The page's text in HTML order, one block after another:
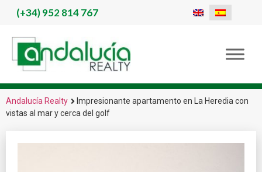
(+34)952 814 767
Andalucía Realty
Impresionante apartamento en La Heredia con
vistas al mar y cerca del golf